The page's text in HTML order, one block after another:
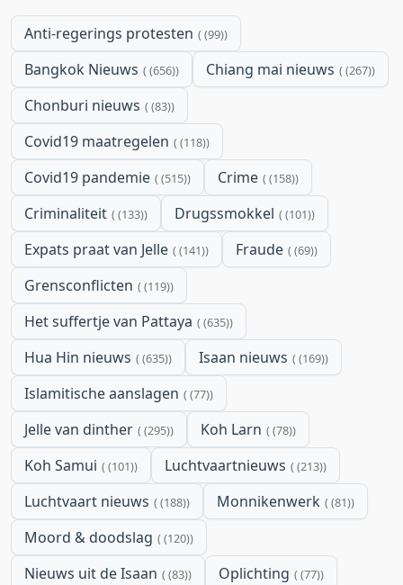
Anti-regerings protesten (99)
Bangkok Nieuws (656) Chiang mai nieuws (267)
Chonburi nieuws (83)
Covid19 maatregelen (118)
Covid19 pandemie (515) Crime (158)
Criminaliteit (133) Drugssmokkel (101)
Expats praat van Jelle (141) Fraude (69)
Grensconflicten (119)
Het suffertje van Pattaya (635)
Hua Hin nieuws (635) Isaan nieuws (169)
Islamitische aanslagen (77)
Jelle van dinther (295) Koh Larn (78)
Koh Samui (101) Luchtvaartnieuws (213)
Luchtvaart nieuws (188) Monnikenwerk (81)
Moord & doodslag (120)
Nieuws uit de Isaan (83) Oplichting (77)